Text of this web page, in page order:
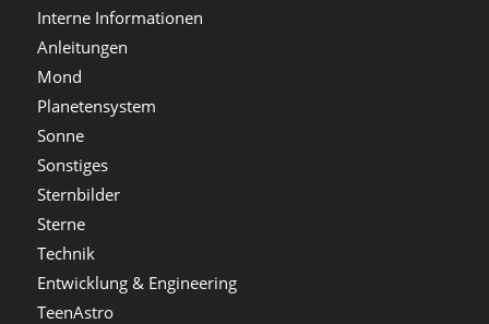
Interne Informationen
Anleitungen
Mond
Planetensystem
Sonne
Sonstiges
Sternbilder
Sterne
Technik
Entwicklung & Engineering
TeenAstro